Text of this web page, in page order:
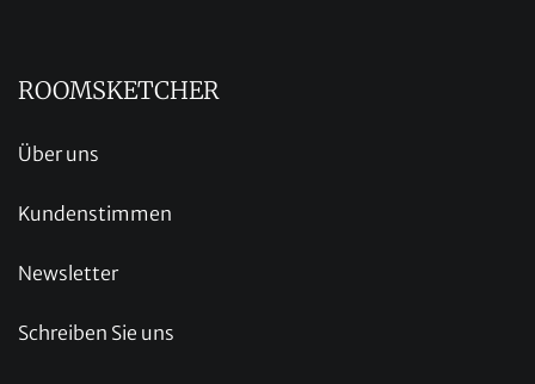
ROOMSKETCHER
Über uns
Kundenstimmen
Newsletter
Schreiben Sie uns